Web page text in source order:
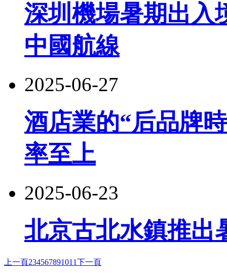
深圳機場暑期出入
中國航線
2025-06-27
酒店業的“后品牌
率至上
2025-06-23
北京古北水鎮推出
上一頁234567891011下一頁